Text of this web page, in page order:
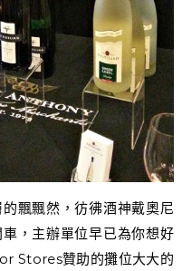
飄飄然，彷彿酒神戴奧尼
，主辦單位早已為你想好
Stores贊助的攤位大大的